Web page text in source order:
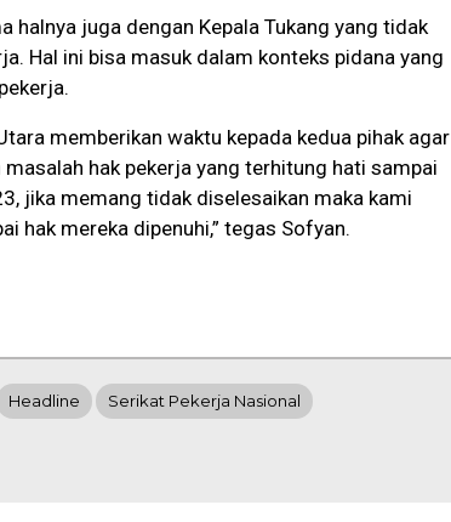
halnya juga dengan Kepala Tukang yang tidak
Hal ini bisa masuk dalam konteks pidana yang
memberikan waktu kepada kedua pihak agar
hak pekerja yang terhitung hati sampai
jika memang tidak diselesaikan maka kami
hak mereka dipenuhi,” tegas Sofyan.
Headline Serikat Pekerja Nasional